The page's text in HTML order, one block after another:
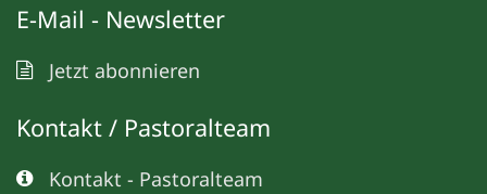
E-Mail - Newsletter
Jetzt abonnieren
Kontakt / Pastoralteam
Kontakt - Pastoralteam